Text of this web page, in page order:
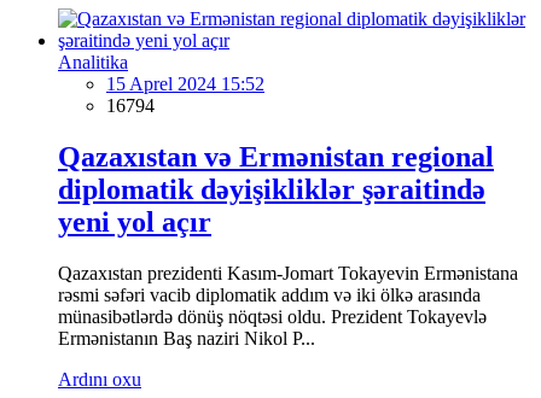
Analitika
15 Aprel 2024 15:52
16794
Qazaxıstan və Ermənistan regional
diplomatik dəyişikliklər şəraitində
yeni yol açır
Qazaxıstan prezidenti Kasım-Jomart Tokayevin Ermənistana
rəsmi səfəri vacib diplomatik addım və iki ölkə arasında
münasibətlərdə dönüş nöqtəsi oldu. Prezident Tokayevlə
Ermənistanın Baş naziri Nikol P...
Ardını oxu